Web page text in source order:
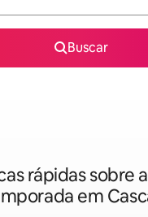
Buscar
rápidas sobre
em